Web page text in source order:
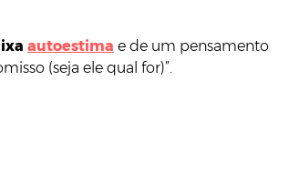
autoestima e de um pensamento
(seja ele qual for)”.